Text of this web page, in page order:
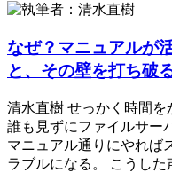
なぜ？マニュアルが
と、その壁を打ち破
清水直樹 せっかく時間を
誰も見ずにファイルサー
マニュアル通りにやれば
ラブルになる。 こうし